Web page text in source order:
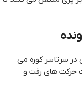
در سرتاسر کوره می
حرکت های رفت و